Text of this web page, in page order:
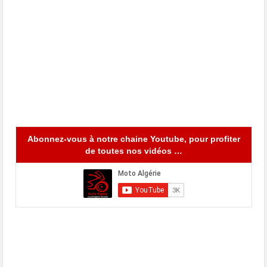
Abonnez-vous à notre chaine Youtube, pour profiter
de toutes nos vidéos …